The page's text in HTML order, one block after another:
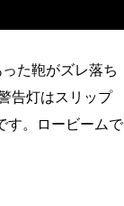
た鞄がズレ落ち
告灯はスリップ
す。ロービームで